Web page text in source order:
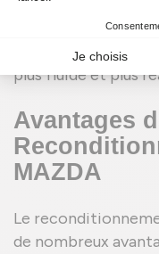
indispensable pour
optimale et une
l'accélérateur, ce
plus fluide et plus
Avantages
MAZDA
Le
de nombreux